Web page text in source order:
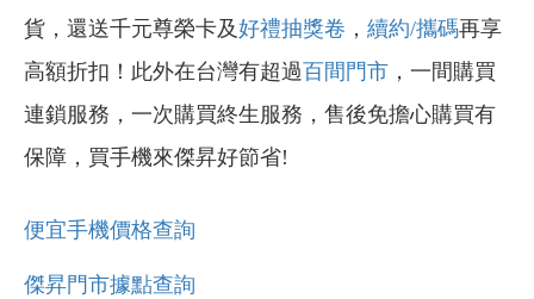
貨，還送千元尊榮卡及好禮抽獎卷 ， 續約/攜碼再享
高額折扣！此外在台灣有超過百間門市 ，一間購買
連鎖服務，一次購買終生服務，售後免擔心購買有
保障，買手機來傑昇好節省!
便宜手機價格查詢
傑昇門市據點查詢